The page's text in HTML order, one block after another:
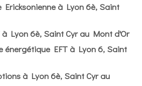
Ericksonienne à Lyon 6è, Saint
Lyon 6è, Saint Cyr au Mont d'Or
énergétique EFT à Lyon 6, Saint
à Lyon 6è, Saint Cyr au